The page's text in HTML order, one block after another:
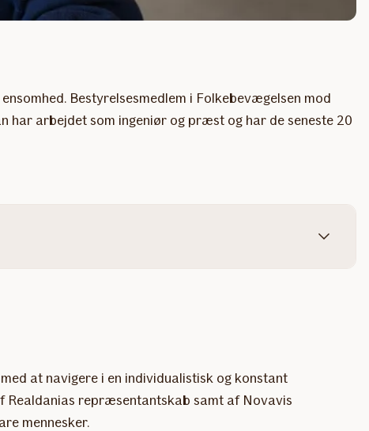
Bestyrelsesmedlem i Folkebevægelsen mod
har arbejdet som ingeniør og præst og har de seneste 20
at navigere i en individualistisk og konstant
Realdanias repræsentantskab samt af Novavis
mennesker.